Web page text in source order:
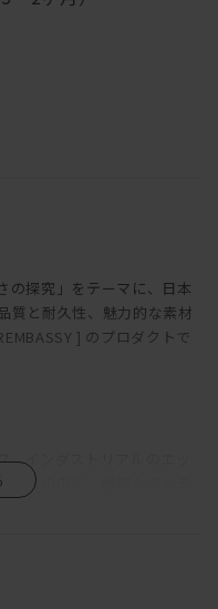
の探究」をテーマに、日本
質と耐久性、魅力的な素材
] のプロダクトで
、インダストリアルのエッ
造形の中に、繊細なディテ
ほどよく上品な佇まいを